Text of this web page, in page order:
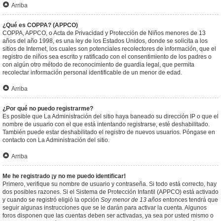
Arriba
¿Qué es COPPA? (APPCO)
COPPA, APPCO, o Acta de Privacidad y Protección de Niños menores de 13
años del año 1998, es una ley de los Estados Unidos, donde se solicita a los
sitios de Internet, los cuales son potenciales recolectores de información, que el
registro de niños sea escrito y ratificado con el consentimiento de los padres o
con algún otro método de reconocimiento de guardia legal, que permita
recolectar información personal identificable de un menor de edad.
Arriba
¿Por qué no puedo registrarme?
Es posible que La Administración del sitio haya baneado su dirección IP o que el
nombre de usuario con el que está intentando registrarse, esté deshabilitado.
También puede estar deshabilitado el registro de nuevos usuarios. Póngase en
contacto con La Administración del sitio.
Arriba
Me he registrado ¡y no me puedo identificar!
Primero, verifique su nombre de usuario y contraseña. Si todo está correcto, hay
dos posibles razones. Si el Sistema de Protección Infantil (APPCO) está activado
y cuando se registró eligió la opción Soy menor de 13 años entonces tendrá que
seguir algunas instrucciones que se le darán para activar la cuenta. Algunos
foros disponen que las cuentas deben ser activadas, ya sea por usted mismo o